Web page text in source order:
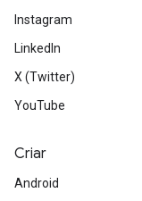
Instagram
LinkedIn
X (Twitter)
YouTube
Criar
Android